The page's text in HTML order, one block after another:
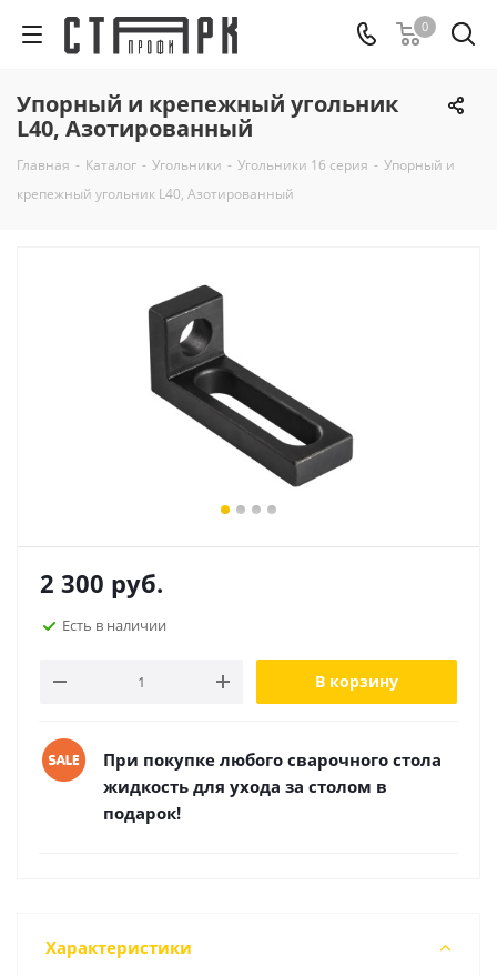
0
Упорный и крепежный угольник
L40, Азотированный
Главная - Каталог - Угольники - Угольники 16 серия - Упорный и
крепежный угольник L40, Азотированный
2 300 руб.
Есть в наличии
В корзину
При покупке любого сварочного стола
жидкость для ухода за столом в
подарок!
Характеристики